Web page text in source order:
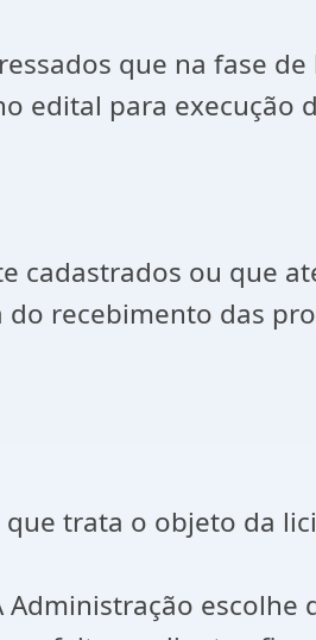
que na fase
edital para execução
cadastrados ou que
recebimento das
trata o objeto da
escolhe